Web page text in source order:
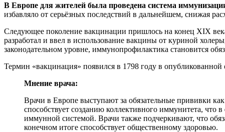
В Европе для жителей была проведена система
избавляло от серьёзных последствий в дальнейшем, снижая
Следующее поколение вакцинации пришлось на конец XIX
разработал и ввел в использование вакцины от куриной
законодательном уровне, иммунопрофилактика становится
Термин «вакцинация» появился в 1798 году в
Мнение врача:
Врачи в Европе выступают за обязательные прививки
способствует созданию коллективного иммунитета,
иммунной системой. Врачи также подчеркивают, что
конечном итоге способствует общественному здоровью.